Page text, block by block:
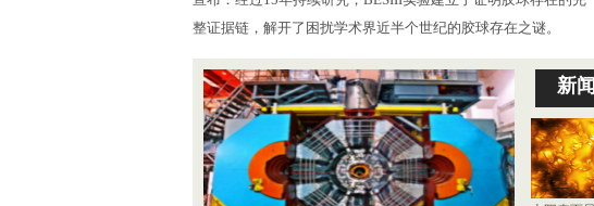
整证据链，解开了困扰学术界近半个世纪的胶球存在之谜。
新